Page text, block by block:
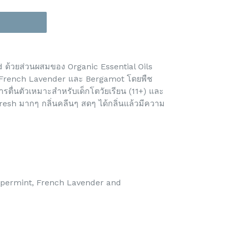
วยส่วนผสมของ Organic Essential Oils
Lavender และ Bergamot โดยพืช
นตัวเหมาะสำหรับเด็กโตวัยเรียน (11+) และ
มากๆ กลิ่นคลีนๆ สดๆ ได้กลิ่นแล้วมีความ
French Lavender and